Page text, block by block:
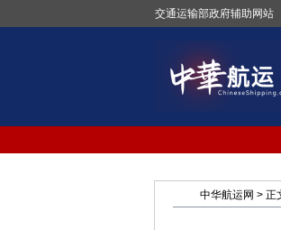
交通运输部政府辅助网站
中华航运网 > 正